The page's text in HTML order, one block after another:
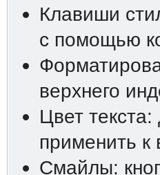
Клавиши
с помощью
верхнего
Цвет
применить к
Смайлы: